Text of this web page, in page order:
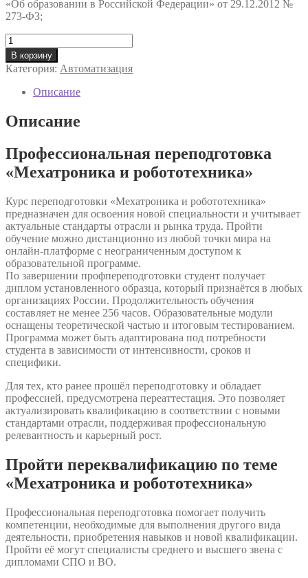
«Об образовании в Российской Федерации» от 29.12.2012 №
273-ФЗ;
Количество
товара
Профессиональная
переподготовка
«Мехатроника
робототехника»
В корзину
Категория: Автоматизация
Описание
Описание
Профессиональная переподготовка
«Мехатроника и робототехника»
Курс переподготовки «Мехатроника и робототехника»
предназначен для освоения новой специальности и учитывает
актуальные стандарты отрасли и рынка труда. Пройти
обучение можно дистанционно из любой точки мира на
онлайн-платформе с неограниченным доступом к
образовательной программе.
По завершении профпереподготовки студент получает
диплом установленного образца, который признаётся в любых
организациях России. Продолжительность обучения
составляет не менее 256 часов. Образовательные модули
оснащены теоретической частью и итоговым тестированием.
Программа может быть адаптирована под потребности
студента в зависимости от интенсивности, сроков и
специфики.
Для тех, кто ранее прошёл переподготовку и обладает
профессией, предусмотрена переаттестация. Это позволяет
актуализировать квалификацию в соответствии с новыми
стандартами отрасли, поддерживая профессиональную
релевантность и карьерный рост.
Пройти переквалификацию по теме
«Мехатроника и робототехника»
Профессиональная переподготовка помогает получить
компетенции, необходимые для выполнения другого вида
деятельности, приобретения навыков и новой квалификации.
Пройти её могут специалисты среднего и высшего звена с
дипломами СПО и ВО.